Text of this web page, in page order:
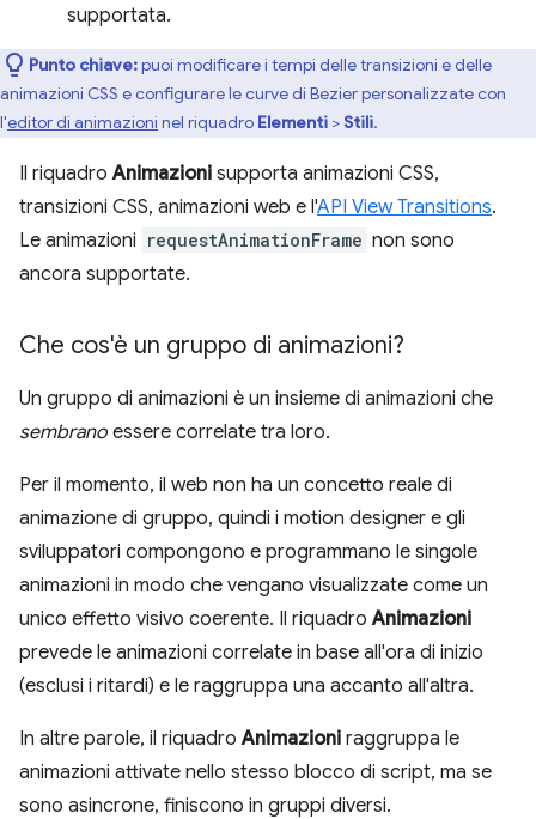
supportata.
Punto chiave:puoi modificare i tempi delle transizioni e delle
animazioni CSS e configurare le curve di Bezier personalizzate con
l'editor di animazioni nel riquadro Elementi >Stili.
Il riquadroAnimazioni supporta animazioni CSS,
transizioni CSS, animazioni web e l'API View Transitions.
Le animazioni requestAnimationFrame non sono
ancora supportate.
Che cos'è un gruppo di animazioni?
Un gruppo di animazioni è un insieme di animazioni che
sembrano essere correlate tra loro.
Per il momento, il web non ha un concetto reale di
animazione di gruppo, quindi i motion designer e gli
sviluppatori compongono e programmano le singole
animazioni in modo che vengano visualizzate come un
unico effetto visivo coerente. Il riquadroAnimazioni
prevede le animazioni correlate in base all'ora di inizio
(esclusi i ritardi) e le raggruppa una accanto all'altra.
In altre parole, il riquadroAnimazioni raggruppa le
animazioni attivate nello stesso blocco di script, ma se
sono asincrone, finiscono in gruppi diversi.